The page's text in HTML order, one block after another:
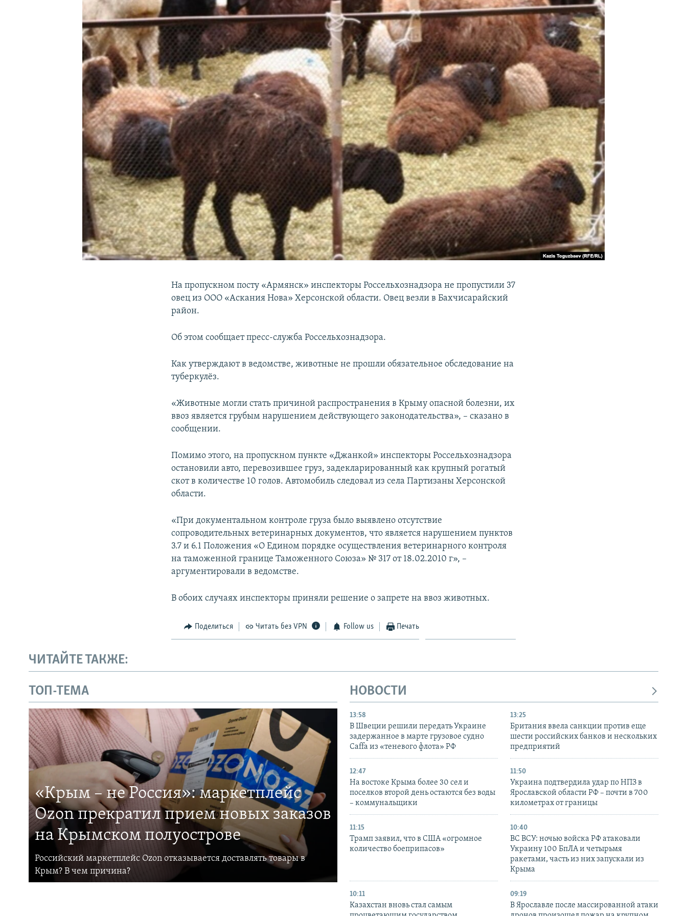
КРЫМ.НЕПОКОРЕННЫЙ
УКРАИНСКАЯ ПРОБЛЕМА КРЫМА
На пропускном посту «Армянск» инспекторы Россельхознадзора не пропустили 37
овец из ООО «Аскания Нова» Херсонской области. Овец везли в Бахчисарайский
район.
Об этом сообщает пресс-служба Россельхознадзора.
Как утверждают в ведомстве, животные не прошли обязательное обследование на
туберкулёз.
«Животные могли стать причиной распространения в Крыму опасной болезни, их
ввоз является грубым нарушением действующего законодательства», – сказано в
сообщении.
Помимо этого, на пропускном пункте «Джанкой» инспекторы Россельхознадзора
остановили авто, перевозившее груз, задекларированный как крупный рогатый
скот в количестве 10 голов. Автомобиль следовал из села Партизаны Херсонской
области.
«При документальном контроле груза было выявлено отсутствие
сопроводительных ветеринарных документов, что является нарушением пунктов
3.7 и 6.1 Положения «О Едином порядке осуществления ветеринарного контроля
на таможенной границе Таможенного Союза» № 317 от 18.02.2010 г», –
аргументировали в ведомстве.
В обоих случаях инспекторы приняли решение о запрете на ввоз животных.
Поделиться Читать без VPN Follow us Печать
ЧИТАЙТЕ ТАКЖЕ:
ТОП-ТЕМА
«Крым – не Россия»: маркетплейс
Ozon прекратил прием новых заказов
на Крымском полуострове
Российский маркетплейс Ozon отказывается доставлять товары в
Крым? В чем причина?
НОВОСТИ
13:58
В Швеции решили передать Украине
задержанное в марте грузовое судно
Caffa из «теневого флота» РФ
13:25
Британия ввела санкции против еще
шести российских банков и нескольких
предприятий
12:47
На востоке Крыма более 30 сел и
поселков второй день остаются без воды
– коммунальщики
11:50
Украина подтвердила удар по НПЗ в
Ярославской области РФ – почти в 700
километрах от границы
11:15
Трамп заявил, что в США «огромное
количество боеприпасов»
10:40
ВС ВСУ: ночью войска РФ атаковали
Украину 100 БпЛА и четырьмя
ракетами, часть из них запускали из
Крыма
10:11
Казахстан вновь стал самым
09:19
В Ярославле после массированной атаки